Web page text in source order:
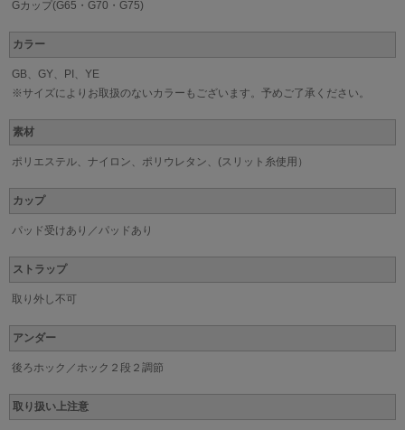
Gカップ(G65・G70・G75)
カラー
GB、GY、PI、YE
※サイズによりお取扱のないカラーもございます。予めご了承ください。
素材
ポリエステル、ナイロン、ポリウレタン、(スリット糸使用）
カップ
パッド受けあり／パッドあり
ストラップ
取り外し不可
アンダー
後ろホック／ホック２段２調節
取り扱い上注意